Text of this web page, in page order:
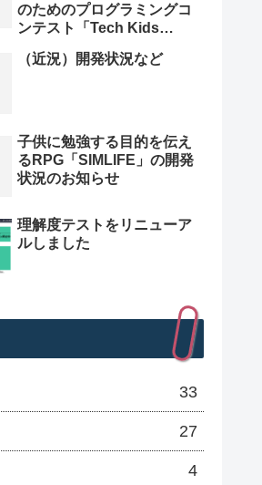
のためのプログラミングコ
ンテスト「Tech Kids
勝プレゼン動画を紹介。プ
（近況）開発状況など
子供に勉強する目的を伝え
るRPG「SIMLIFE」の開発
状況のお知らせ
理解度テストをリニューア
ルしました
33
27
4